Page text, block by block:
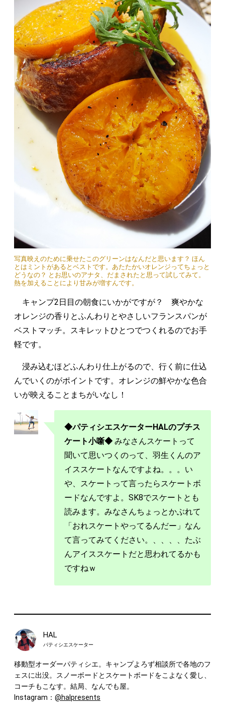
写真映えのために乗せたこのグリーンはなんだと思います？ ほん
とはミントがあるとベストです。あたたかいオレンジってちょっと
どうなの？ とお思いのアナタ、だまされたと思って試してみて。
熱を加えることにより甘みが増すんです。
キャンプ2日目の朝食にいかがですが？ 爽やかな
オレンジの香りとふんわりとやさしいフランスパンが
ベストマッチ。スキレットひとつでつくれるのでお手
軽です。
浸み込むほどふんわり仕上がるので、行く前に仕込
んでいくのがポイントです。オレンジの鮮やかな色合
いが映えることまちがいなし！
◆パティシエスケーターHALのプチス
ケート小噺◆ みなさんスケートって
聞いて思いつくのって、羽生くんのア
イススケートなんですよね。。。い
や、スケートって言ったらスケートボ
ードなんですよ。SK8でスケートとも
読みます。みなさんちょっとかぶれて
「おれスケートやってるんだー」なん
て言ってみてください。、、、、たぶ
んアイススケートだと思われてるかも
ですねｗ
HAL
パティシエスケーター
移動型オーダーパティシエ。キャンプよろず相談所で各地のフ
ェスに出没。スノーボードとスケートボードをこよなく愛し、
コーチもこなす。結局、なんでも屋。
Instagram： @halpresents